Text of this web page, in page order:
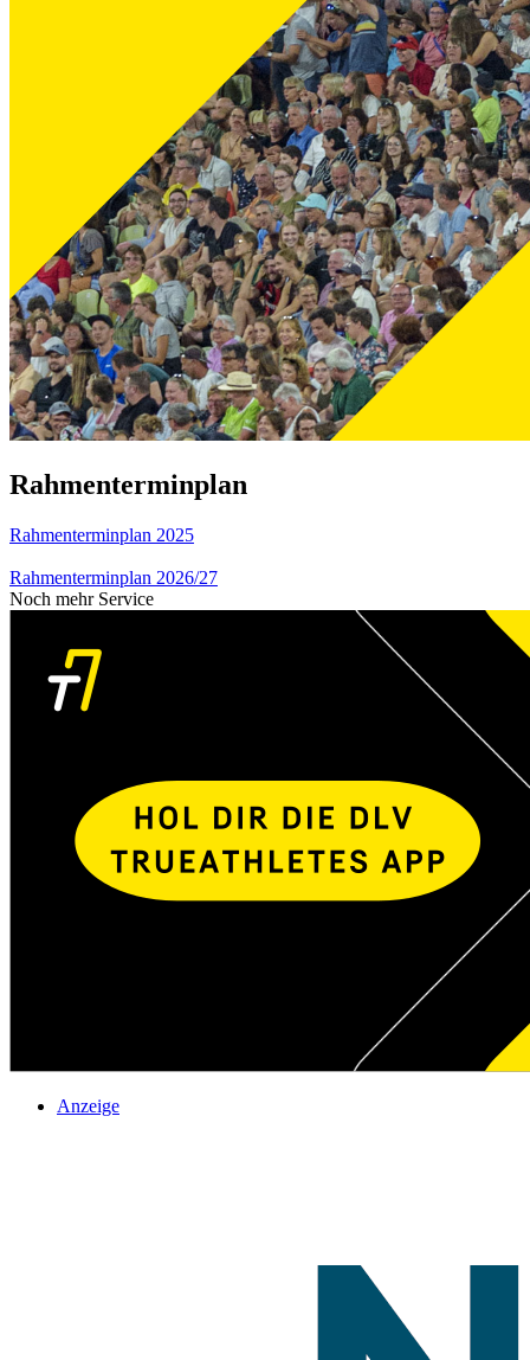
Rahmenterminplan
Rahmenterminplan 2025
Rahmenterminplan 2026/27
Noch mehr Service
Anzeige